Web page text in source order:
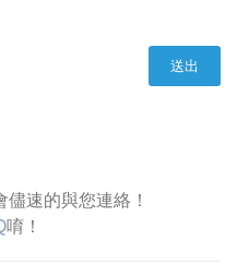
速的與您連絡！
唷！